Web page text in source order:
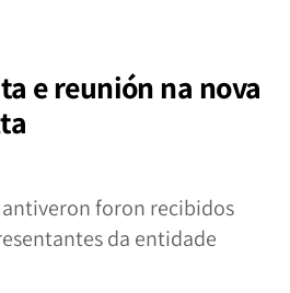
e reunión na nova
foron recibidos
da entidade